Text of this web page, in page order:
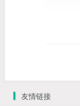
友情链接